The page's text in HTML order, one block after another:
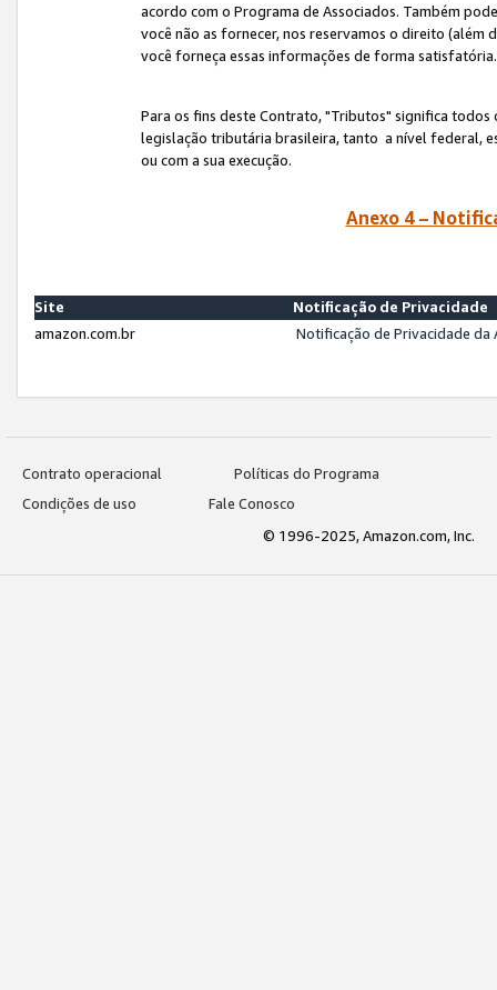
acordo com o Programa de Associados. Também
você não as fornecer, nos reservamos o direito (além
você forneça essas informações de forma
Para os fins deste Contrato, "Tributos" significa
legislação tributária brasileira, tanto a nível federal,
ou com a sua execução.
Anexo 4 –
Site
Notificação de Privacidade
amazon.com.br
Notificação de Privacidade
Contrato operacional
Políticas do Programa
Condições de uso
Fale Conosco
© 1996-2025, Amazon.com, Inc.